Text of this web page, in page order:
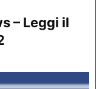
– Leggi il